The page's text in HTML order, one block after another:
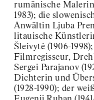
rumänische Malerin
1983); die
Anwältin Ljuba
litauische
Šleivytė (1906-
Filmregisseur,
Sergei Parajanov
Dichterin und
(1928-1990); der